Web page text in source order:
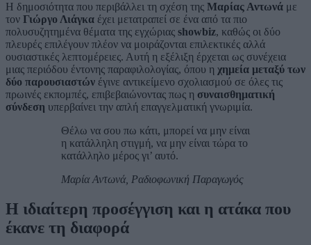
Η δημοσιότητα που περιβάλλει τη σχέση της Μαρίας Αντωνά με
τον Γιώργο Λιάγκα έχει μετατραπεί σε ένα από τα πιο
πολυσυζητημένα θέματα της εγχώριας showbiz, καθώς οι δύο
πλευρές επιλέγουν πλέον να μοιράζονται επιλεκτικές αλλά
ουσιαστικές λεπτομέρειες. Αυτή η εξέλιξη έρχεται ως συνέχεια
μιας περιόδου έντονης παραφιλολογίας, όπου η χημεία μεταξύ των
δύο παρουσιαστών έγινε αντικείμενο σχολιασμού σε όλες τις
πρωινές εκπομπές, επιβεβαιώνοντας πως η συναισθηματική
σύνδεση υπερβαίνει την απλή επαγγελματική γνωριμία.
Θέλω να σου πω κάτι, μπορεί να μην είναι
η κατάλληλη στιγμή, να μην είναι τώρα το
κατάλληλο μέρος γι’ αυτό.
Μαρία Αντωνά, Ραδιοφωνική Παραγωγός
Η ιδιαίτερη προσέγγιση και η ατάκα που
έκανε τη διαφορά